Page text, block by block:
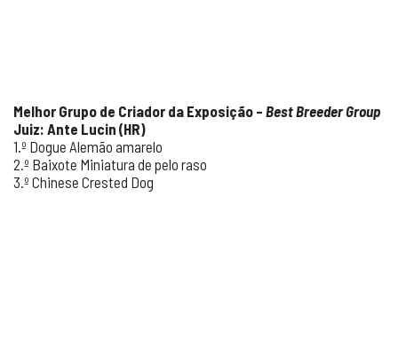
Melhor Grupo de Criador da Exposição – Best Breeder Group
Juiz: Ante Lucin (HR)
1.º Dogue Alemão amarelo
2.º Baixote Miniatura de pelo raso
3.º Chinese Crested Dog